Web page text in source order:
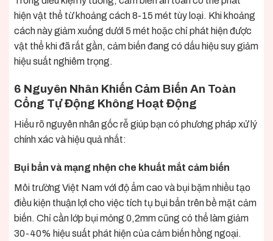
hiện vật thể từ khoảng cách 8-15 mét tùy loại. Khi khoảng
cách này giảm xuống dưới 5 mét hoặc chỉ phát hiện được
vật thể khi đã rất gần, cảm biến đang có dấu hiệu suy giảm
hiệu suất nghiêm trọng.
6 Nguyên Nhân Khiến Cảm Biến An Toàn
Cổng Tự Động Không Hoạt Động
Hiểu rõ nguyên nhân gốc rễ giúp bạn có phương pháp xử lý
chính xác và hiệu quả nhất:
Bụi bẩn và mạng nhện che khuất mắt cảm biến
Môi trường Việt Nam với độ ẩm cao và bụi bặm nhiều tạo
điều kiện thuận lợi cho việc tích tụ bụi bẩn trên bề mặt cảm
biến. Chỉ cần lớp bụi mỏng 0,2mm cũng có thể làm giảm
30-40% hiệu suất phát hiện của cảm biến hồng ngoại.